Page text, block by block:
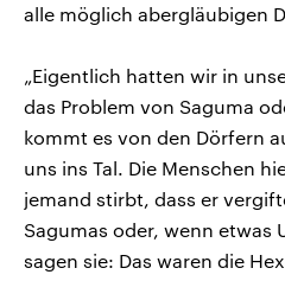
alle möglich abergläubigen
„Eigentlich hatten wir in
das Problem von Saguma
kommt es von den Dörfern
uns ins Tal. Die Menschen
jemand stirbt, dass er
Sagumas oder, wenn etwas
sagen sie: Das waren die